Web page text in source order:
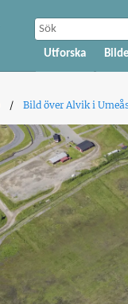
Utforska
Bild över Alvik i